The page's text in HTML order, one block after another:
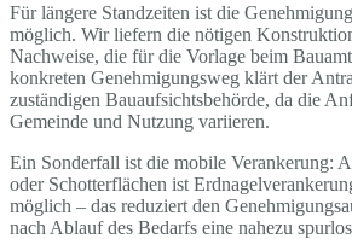
Für längere Standzeiten ist die
möglich. Wir liefern die nötigen
Nachweise, die für die Vorlage beim
konkreten Genehmigungsweg klärt der
zuständigen Bauaufsichtsbehörde, da die
Gemeinde und Nutzung variieren.
Ein Sonderfall ist die mobile Verankerung:
oder Schotterflächen ist
möglich – das reduziert den
nach Ablauf des Bedarfs eine nahezu